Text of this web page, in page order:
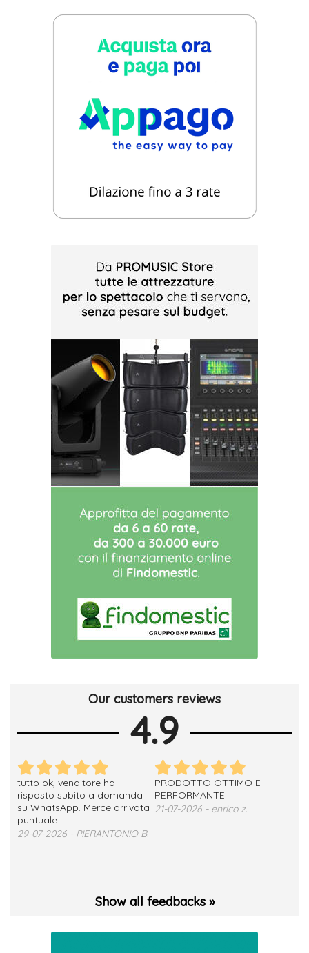
Our customers reviews
4.9
tutto ok, venditore ha
risposto subito a domanda
su WhatsApp. Merce arrivata
puntuale
29-07-2026 - PIERANTONIO B.
PRODOTTO OTTIMO E
PERFORMANTE
21-07-2026 - enrico z.
Show all feedbacks »